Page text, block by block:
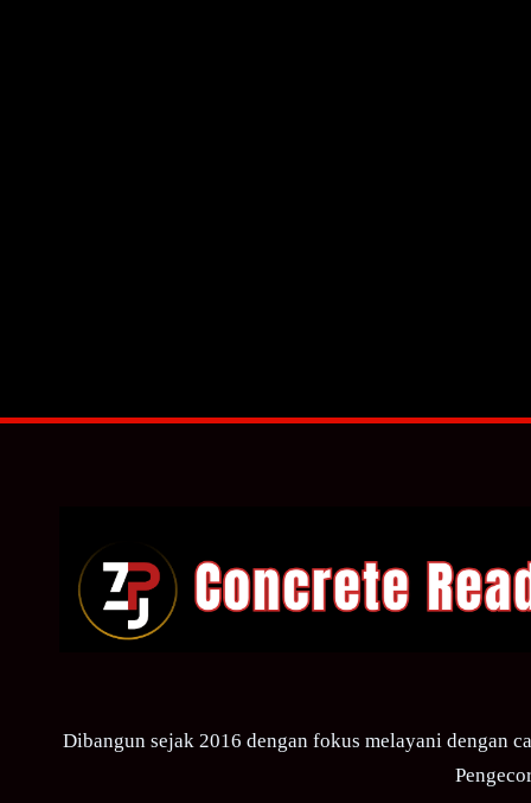
Dibangun sejak 2016 dengan fokus melayani dengan